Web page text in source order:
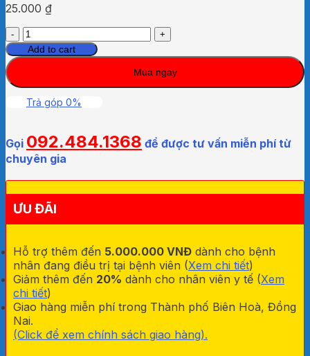
25.000 ₫
Khẩu
trang
y
cho
trẻ
Kids
Famapro
Add to cart
Mua ngay
Trả góp 0%
Gọi 092.484.1368 để được tư vấn miễn phí từ
chuyên gia
ƯU ĐÃI
Hỗ trợ thêm đến 5.000.000 VNĐ dành cho bệnh
nhân đang điều trị tại bệnh viên (Xem chi tiết)
Giảm thêm đến 20% dành cho nhân viên y tế (Xem
chi tiết)
Giao hàng miễn phí trong Thành phố Biên Hoà, Đồng
Nai.
(Click để xem chính sách giao hàng).